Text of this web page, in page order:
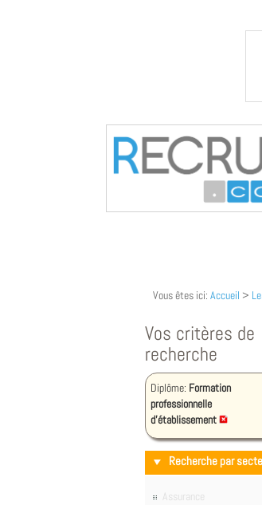
Vous êtes ici: Accueil >
Vos critères de
recherche
Diplôme: Formation
professionnelle
d'établissement
Recherche par
Assurance